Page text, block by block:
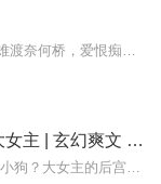
穿越后，八尊渡我上青云 | 大女主 | 玄幻爽文 | 古言 | 多夫 | 限时免费